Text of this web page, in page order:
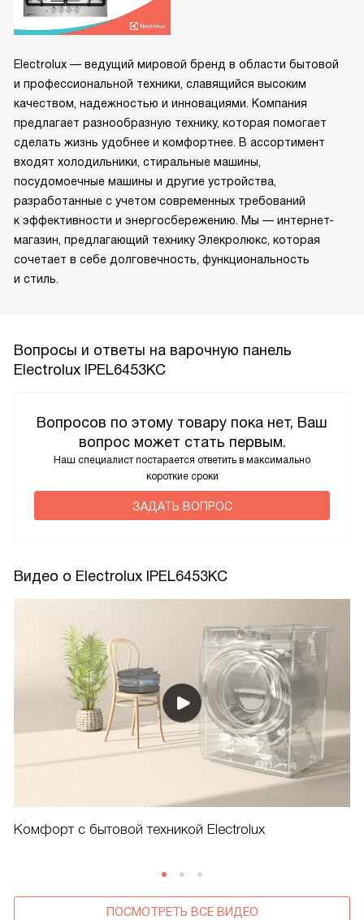
Electrolux — ведущий мировой бренд в области бытовой
и профессиональной техники, славящийся высоким
качеством, надежностью и инновациями. Компания
предлагает разнообразную технику, которая помогает
сделать жизнь удобнее и комфортнее. В ассортимент
входят холодильники, стиральные машины,
посудомоечные машины и другие устройства,
разработанные с учетом современных требований
к эффективности и энергосбережению. Мы — интернет-
магазин, предлагающий технику Элекролюкс, которая
сочетает в себе долговечность, функциональность
и стиль.
Вопросы и ответы на варочную панель
Electrolux IPEL6453KC
Вопросов по этому товару пока нет, Ваш
вопрос может стать первым.
Наш специалист постарается ответить в максимально
короткие сроки
ЗАДАТЬ ВОПРОС
Видео о Electrolux IPEL6453KC
Комфорт с бытовой техникой Electrolux
ПОСМОТРЕТЬ ВСЕ ВИДЕО